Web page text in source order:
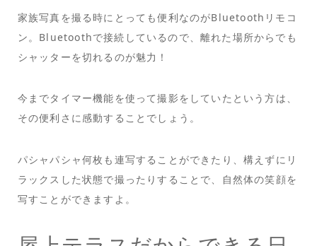
家族写真を撮る時にとっても便利なのがBluetoothリモコ
ン。Bluetoothで接続しているので、離れた場所からでも
シャッターを切れるのが魅力！
今までタイマー機能を使って撮影をしていたという方は、
その便利さに感動することでしょう。
パシャパシャ何枚も連写することができたり、構えずにリ
ラックスした状態で撮ったりすることで、自然体の笑顔を
写すことができますよ。